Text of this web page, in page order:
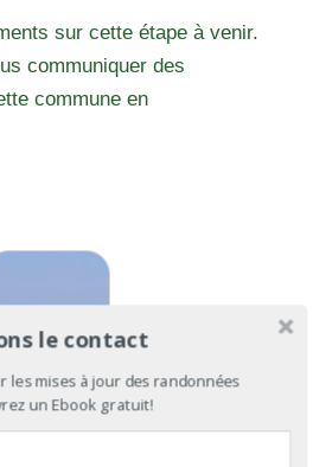
sur cette étape à venir.
communiquer des
commune en
le contact
les mises à jour des randonnées
un Ebook gratuit!